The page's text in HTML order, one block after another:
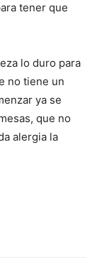
tener que
lo duro para
no tiene un
ya se
que no
alergia la